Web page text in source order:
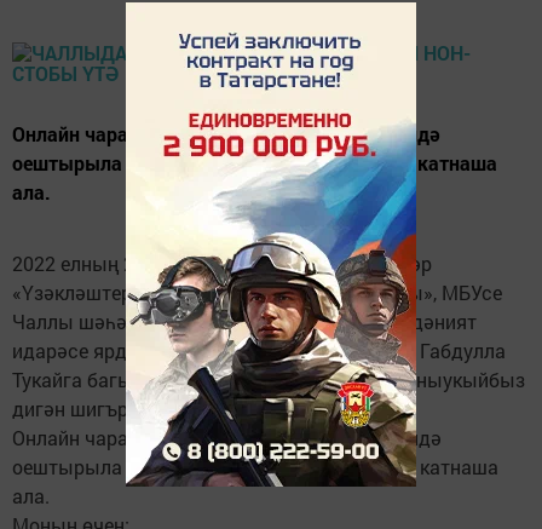
Онлайн чара «ВКонтакте» социаль челтәрендә
оештырыла һәм анда теләге булган һәркем катнаша
ала.
2022 елның 20 апреленнән 26 апреленә кадәр
«Үзәкләштерелгән китапханәләр системасы», МБУсе
Чаллы шәһәре Башкарма комитетының мәдәният
идарәсе ярдәме белән, Бөек татар шагыйре Габдулла
Тукайга багышланган #ЧитаемТукая #Тукайныукыйбыз
дигән шигъри нон-стоп уздыра.
Онлайн чара «ВКонтакте» социаль челтәрендә
оештырыла һәм анда теләге булган һәркем катнаша
ала.